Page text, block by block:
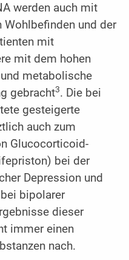
werden auch mit
und der
mit
mit dem hohen
metabolische
gebracht3. Die bei
gesteigerte
auch zum
Glucocorticoid-
bei der
Depression und
bipolarer
dieser
immer einen
nach.